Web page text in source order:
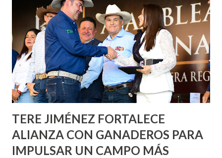
metros cuadrados de pintura, para dar inicio en la calle
Nieto, entre Jesús F. Elizondo y la calle 22 de Octubre, con
lo que se aplicará pintura en 66 casas. Posteriormente se
llevará este programa a Villas de Nuestra Señora de la
Asunción, Avenida Alameda y Decreto 27 de Septiembre, en
los edificios FOVISSSTE Ojo de Agua, en la comunidad
Norias de Paso Hondo y en los edificios de...
TERE JIMÉNEZ FORTALECE
ALIANZA CON GANADEROS PARA
IMPULSAR UN CAMPO MÁS